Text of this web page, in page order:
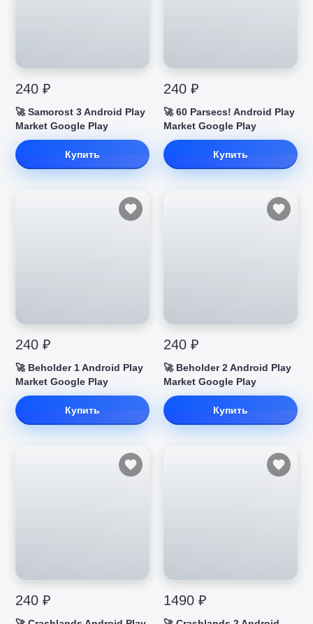
240 ₽
🚀 Samorost 3 Android Play
Market Google Play
Купить
240 ₽
🚀 60 Parsecs! Android Play
Market Google Play
Купить
240 ₽
🚀 Beholder 1 Android Play
Market Google Play
Купить
240 ₽
🚀 Beholder 2 Android Play
Market Google Play
Купить
240 ₽ 1490 ₽